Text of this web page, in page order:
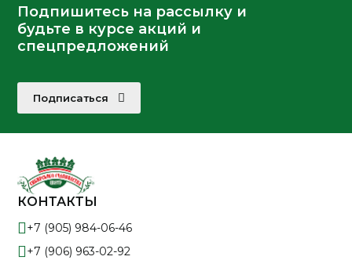
Подпишитесь на рассылку и
будьте в курсе акций и
спецпредложений
Подписаться
КОНТАКТЫ
+7 (905) 984-06-46
+7 (906) 963-02-92